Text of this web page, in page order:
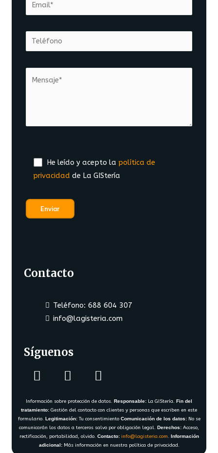
He leído y acepto la política de
privacidad de La GIStería
Contacto
Teléfono: 688 604 307
info@lagisteria.com
Síguenos
Información sobre protección de datos. Responsable: La GIStería. Fin del
tratamiento: Gestión del contacto con clientes y personas que escriben en este
formulario. Legitimación:Tu consentimiento Comunicación de los datos:No se
comunicarán los datos a terceros salvo por obligación legal. Derechos: Acceso,
rectificación, portabilidad, olvido. Contacto: info@lagisteria.com. Información
adicional:Más información en nuestra política de privacidad.